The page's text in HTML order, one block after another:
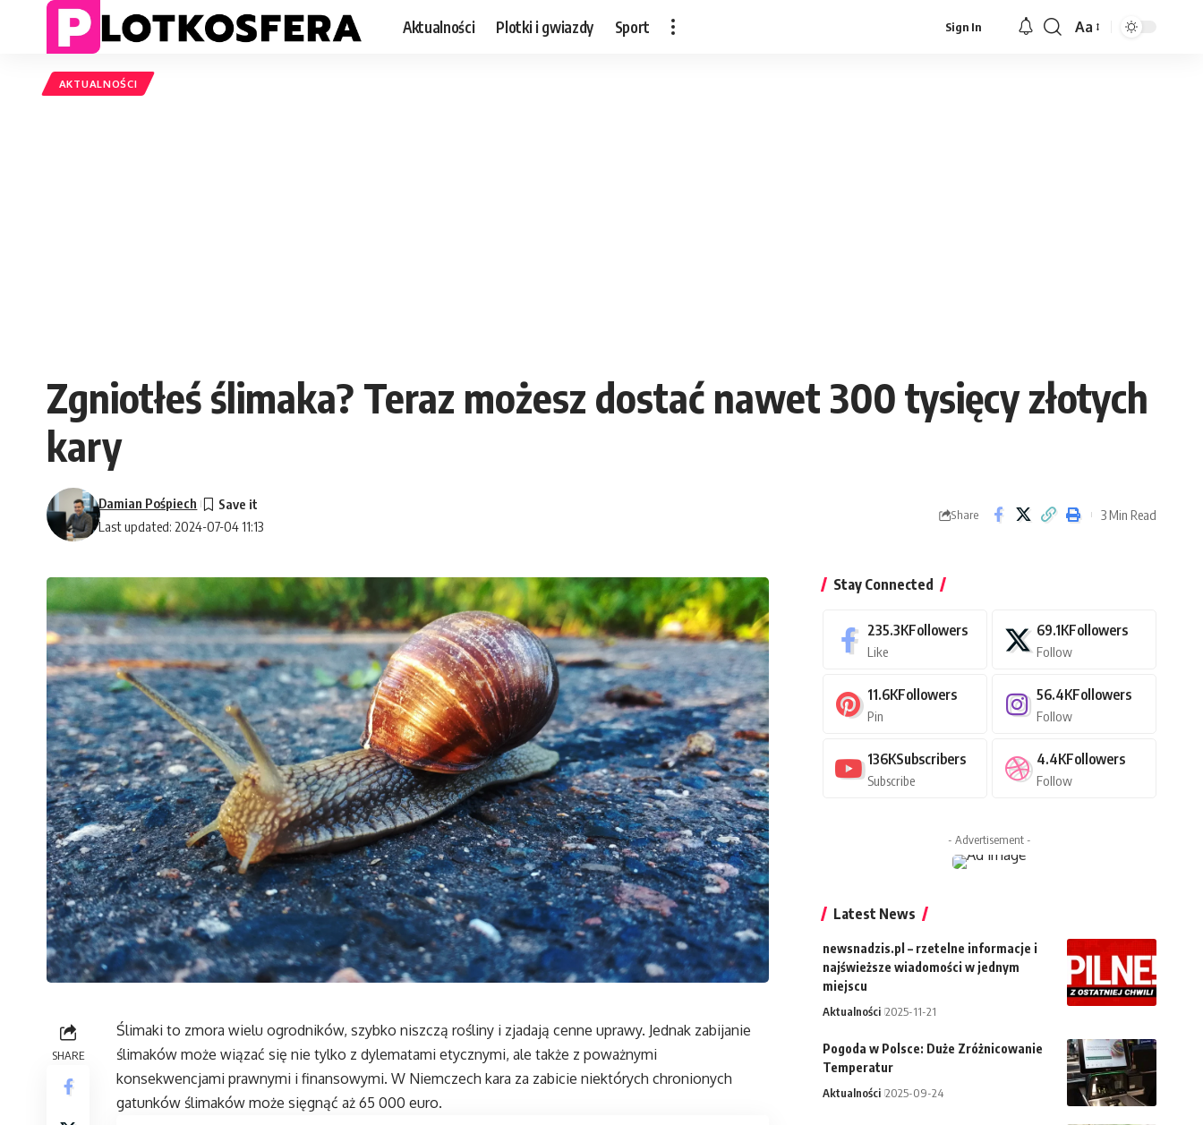
Aktualności Plotki i gwiazdy Sport Sign In
Font
Aa
AKTUALNOŚCI
Zgniotłeś ślimaka? Teraz możesz dostać nawet 300 tysięcy złotych
kary
Last updated: 2024-07-04 11:13
Damian Pośpiech
Share 3 Min Read
SHARE
Ślimaki to zmora wielu ogrodników, szybko niszczą rośliny i zjadają cenne uprawy. Jednak zabijanie
ślimaków może wiązać się nie tylko z dylematami etycznymi, ale także z poważnymi
konsekwencjami prawnymi i finansowymi. W Niemczech kara za zabicie niektórych chronionych
gatunków ślimaków może sięgnąć aż 65 000 euro.
Stay Connected
235.3KFollowers
Like
69.1KFollowers
Follow
11.6KFollowers
Pin
56.4KFollowers
Follow
136KSubscribers
Subscribe
4.4KFollowers
Follow
- Advertisement -
Latest News
newsnadzis.pl – rzetelne informacje i
najświeższe wiadomości w jednym
miejscu
Aktualności 2025-11-21
Pogoda w Polsce: Duże Zróżnicowanie
Temperatur
Aktualności 2025-09-24